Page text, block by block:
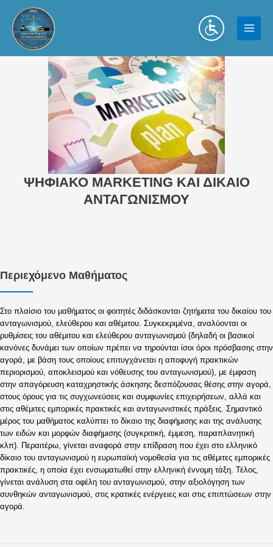
Μετάβαση
περιεχόμενο
ΨΗΦΙΑΚΟ MARKETING ΚΑΙ ΔΙΚΑΙΟ
ΑΝΤΑΓΩΝΙΣΜΟΥ
Περιεχόμενο Μαθήματος
Στο πλαίσιο του μαθήματος οι φοιτητές διδάσκονται ζητήματα του δικαίου του
ανταγωνισμού, ελεύθερου και αθέμιτου. Συγκεκριμένα, αναλύονται οι
ρυθμίσεις του αθέμιτου και ελεύθερου ανταγωνισμού (δηλαδή οι βασικοί
κανόνες δυνάμει των οποίων πρέπει να τηρούνται ίσοι όροι πρόσβασης στην
αγορά, με βάση τους οποίους επιτυγχάνεται η αποφυγή πρακτικών
περιορισμού, αποκλεισμού και νόθευσης του ανταγωνισμού), με έμφαση
στην απαγόρευση καταχρηστικής άσκησης δεσπόζουσας θέσης στην αγορά,
στους όρους για τις συγχωνεύσεις και συμφωνίες επιχειρήσεων, αλλά και
στις αθέμιτες εμπορικές πρακτικές και ανταγωνιστικές πράξεις. Σημαντικό
μέρος του μαθήματος καλύπτει το δίκαιο της διαφήμισης και της ανάλυσης
των ειδών και μορφών διαφήμισης (συγκριτική, έμμεση, παραπλανητική
κλπ). Περαιτέρω, γίνεται αναφορά στην επίδραση που έχει στο ελληνικό
δίκαιο του ανταγωνισμού η ευρωπαϊκή νομοθεσία για τις αθέμιτες εμπορικές
πρακτικές, η οποία έχει ενσωματωθεί στην ελληνική έννομη τάξη. Τέλος,
γίνεται ανάλυση στα οφέλη του ανταγωνισμού, στην αξιολόγηση των
συνθηκών ανταγωνισμού, στις κρατικές ενέργειες και στις επιπτώσεων στην
αγορά.